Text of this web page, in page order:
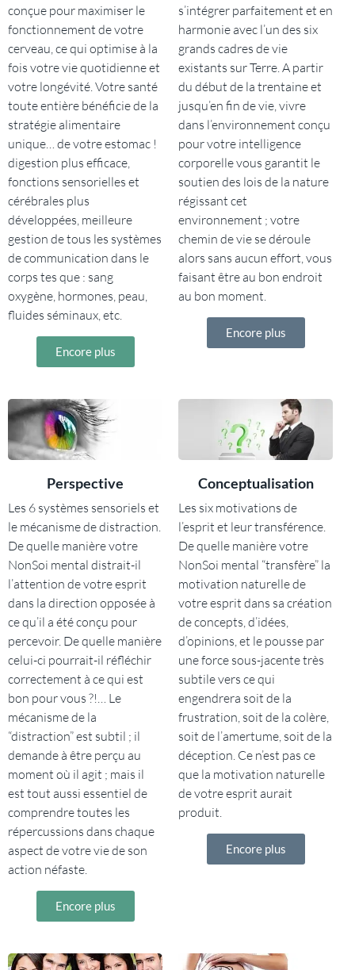
conçue pour maximiser le
fonctionnement de votre
cerveau, ce qui optimise à la
fois votre vie quotidienne et
votre longévité. Votre santé
toute entière bénéficie de la
stratégie alimentaire
unique… de votre estomac !
digestion plus efficace,
fonctions sensorielles et
cérébrales plus
développées, meilleure
gestion de tous les systèmes
de communication dans le
corps tes que : sang
oxygène, hormones, peau,
fluides séminaux, etc.
Encore plus
s’intégrer parfaitement et en
harmonie avec l’un des six
grands cadres de vie
existants sur Terre. A partir
du début de la trentaine et
jusqu’en fin de vie, vivre
dans l’environnement conçu
pour votre intelligence
corporelle vous garantit le
soutien des lois de la nature
régissant cet
environnement ; votre
chemin de vie se déroule
alors sans aucun effort, vous
faisant être au bon endroit
au bon moment.
Encore plus
Perspective
Les 6 systèmes sensoriels et
le mécanisme de distraction.
De quelle manière votre
NonSoi mental distrait-il
l’attention de votre esprit
dans la direction opposée à
ce qu’il a été conçu pour
percevoir. De quelle manière
celui-ci pourrait-il réfléchir
correctement à ce qui est
bon pour vous ?!… Le
mécanisme de la
“distraction” est subtil ; il
demande à être perçu au
moment où il agit ; mais il
est tout aussi essentiel de
comprendre toutes les
répercussions dans chaque
aspect de votre vie de son
action néfaste.
Encore plus
Conceptualisation
Les six motivations de
l’esprit et leur transférence.
De quelle manière votre
NonSoi mental “transfère” la
motivation naturelle de
votre esprit dans sa création
de concepts, d’idées,
d’opinions, et le pousse par
une force sous-jacente très
subtile vers ce qui
engendrera soit de la
frustration, soit de la colère,
soit de l’amertume, soit de la
déception. Ce n’est pas ce
que la motivation naturelle
de votre esprit aurait
produit.
Encore plus